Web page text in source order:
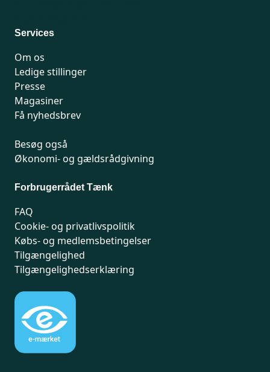
Services
Om os
Ledige stillinger
Presse
Magasiner
Få nyhedsbrev
Besøg også
Økonomi- og gældsrådgivning
Forbrugerrådet Tænk
FAQ
Cookie- og privatlivspolitik
Købs- og medlemsbetingelser
Tilgængelighed
Tilgængelighedserklæring